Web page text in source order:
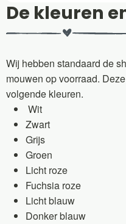
De kleuren
Wij hebben standaard de
mouwen op voorraad.
volgende kleuren.
Wit
Zwart
Grijs
Groen
Licht roze
Fuchsia roze
Licht blauw
Donker blauw